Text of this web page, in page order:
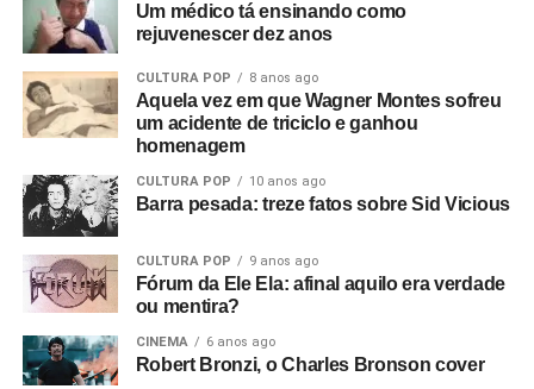
Um médico tá ensinando como
rejuvenescer dez anos
CULTURA POP 8 anos ago
Aquela vez em que Wagner Montes sofreu
um acidente de triciclo e ganhou
homenagem
CULTURA POP 10 anos ago
Barra pesada: treze fatos sobre Sid Vicious
CULTURA POP 9 anos ago
Fórum da Ele Ela: afinal aquilo era verdade
ou mentira?
CINEMA 6 anos ago
Robert Bronzi, o Charles Bronson cover